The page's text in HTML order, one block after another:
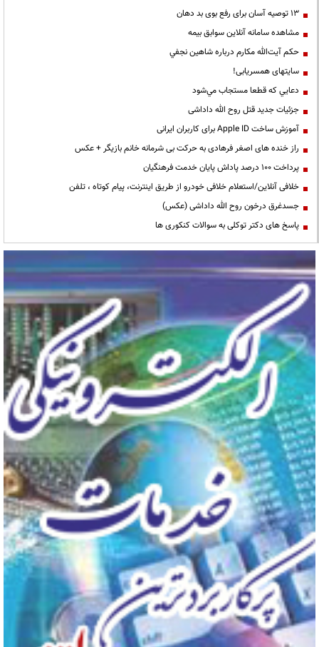
13 توصیه آسان برای رفع بوی بد دهان
مشاهده سامانه آنلاين سوابق بیمه
حكم آيت‌الله مكارم درباره شاهين نجفي
سایتهای همسریابی!
دعايي كه قطعا مستجاب مي‌شود
جزئیات جدید قتل روح الله داداشی
آموزش ساخت Apple ID برای کاربران ایرانی
راز خنده های اصغر فرهادی به حرکت بی شرمانه خانم بازیگر + عکس
پرداخت ۱۰۰ درصد پاداش پایان خدمت فرهنگیان
خلافی آنلاین/استعلام خلافی خودرو از طریق اینترنت، پیام کوتاه ، تلفن
جسدغرق درخون روح الله داداشی (عکس)
پاسخ های دکتر توکلی به سوالات کنکوری ها